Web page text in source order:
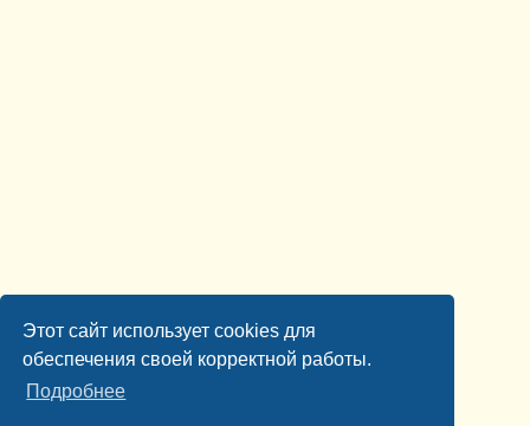
Этот сайт использует cookies для
обеспечения своей корректной работы.
Подробнее